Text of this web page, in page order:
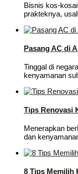
Bisnis kos-
prakteknya,
Pasang AC di
Tinggal di
kenyamanan
Tips Renovasi
Menerapkan
dan
8 Tips Memilih